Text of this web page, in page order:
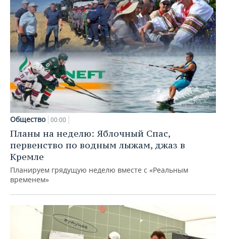
Общество 00:00
Планы на неделю: Яблочный Спас,
первенство по водным лыжам, джаз в
Кремле
Планируем грядущую неделю вместе с «Реальным
временем»